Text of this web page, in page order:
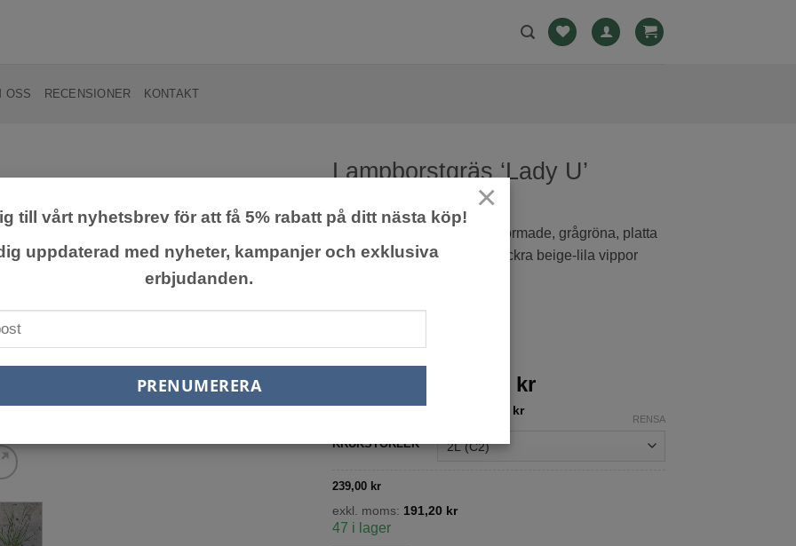
OSS RECENSIONER KONTAKT
Lägg till
Lampborstgräs ‘Lady U’
Tuvbildande gräs med bågformade, grågröna, platta
och spetsiga blad. Bildar vackra beige-lila vippor
krPrisintervall:
exkl. moms:111,20 kr
KRUKSTORLEK
RENSA
239,00 kr
exkl. moms: 191,20 kr
47 i lager
×
till vårt nyhetsbrev för att få 5% rabatt på ditt nästa köp!
uppdaterad med nyheter, kampanjer och exklusiva
erbjudanden.